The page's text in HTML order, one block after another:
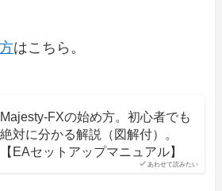
はこちら。
あわせて読みたい
Majesty-FXの始め方。初心者でも
絶対に分かる解説（図解付）。
【EAセットアップマニュアル】